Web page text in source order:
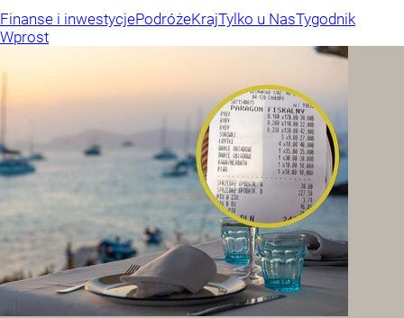
Finanse i inwestycjePodróżeKrajTylko u NasTygodnik
Wprost